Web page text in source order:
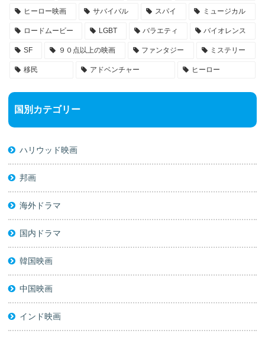
ヒーロー映画 サバイバル スパイ ミュージカル
ロードムービー LGBT バラエティ バイオレンス
SF ９０点以上の映画 ファンタジー ミステリー
移民 アドベンチャー ヒーロー
国別カテゴリー
ハリウッド映画
邦画
海外ドラマ
国内ドラマ
韓国映画
中国映画
インド映画